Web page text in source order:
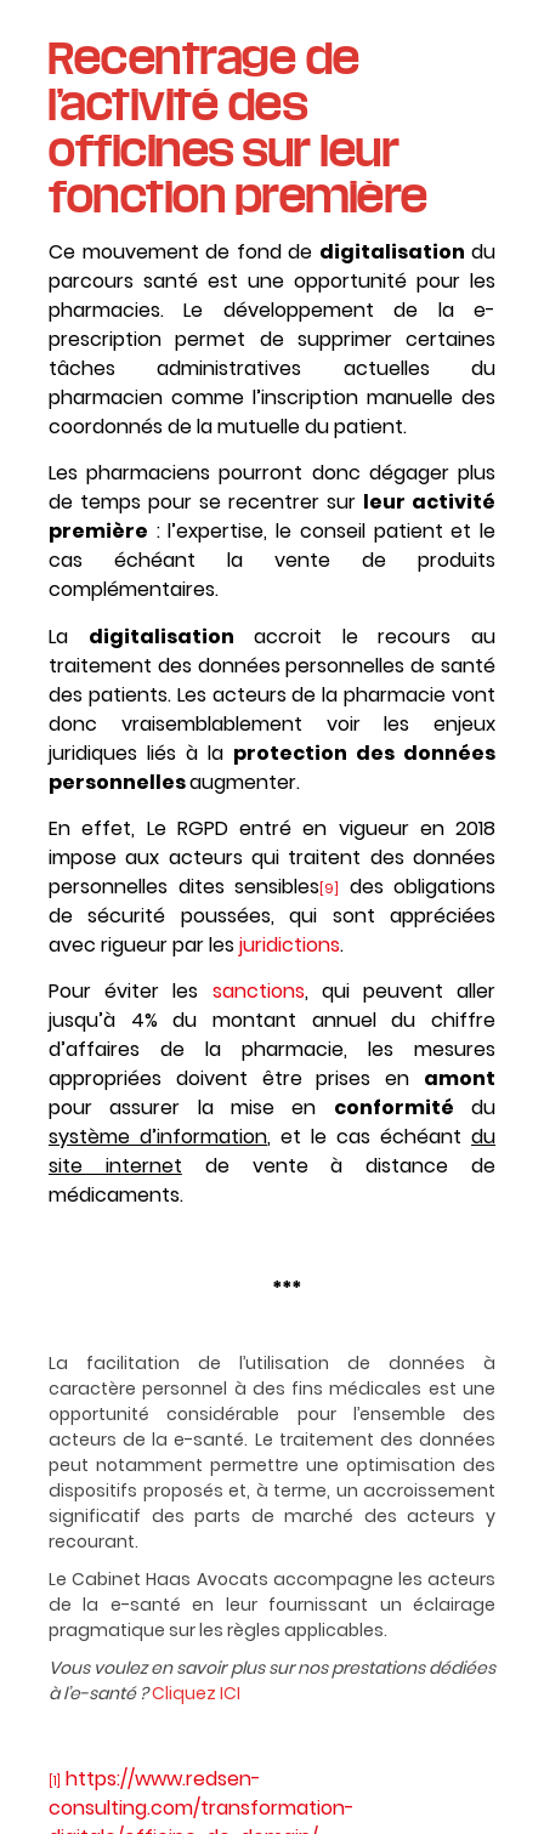
Recentrage de
l’activité des
officines sur leur
fonction première
Ce mouvement de fond de digitalisation du
parcours santé est une opportunité pour les
pharmacies. Le développement de la e-
prescription permet de supprimer certaines
tâches administratives actuelles du
pharmacien comme l’inscription manuelle des
coordonnés de la mutuelle du patient.
Les pharmaciens pourront donc dégager plus
de temps pour se recentrer sur leur activité
première : l’expertise, le conseil patient et le
cas échéant la vente de produits
complémentaires.
La digitalisation accroit le recours au
traitement des données personnelles de santé
des patients. Les acteurs de la pharmacie vont
donc vraisemblablement voir les enjeux
juridiques liés à la protection des données
personnellesaugmenter.
En effet, Le RGPD entré en vigueur en 2018
impose aux acteurs qui traitent des données
personnelles dites sensibles[9]
des obligations
de sécurité poussées, qui sont appréciées
avec rigueur par lesjuridictions.
Pour éviter les sanctions, qui peuvent aller
jusqu’à 4% du montant annuel du chiffre
d’affaires de la pharmacie, les mesures
appropriées doivent être prises en amont
pour assurer la mise en conformité du
système d’information, et le cas échéant du
site internet de vente à distance de
médicaments.
***
La facilitation de l’utilisation de données à
caractère personnel à des fins médicales est une
opportunité considérable pour l’ensemble des
acteurs de la e-santé. Le traitement des données
peut notamment permettre une optimisation des
dispositifs proposés et, à terme, un accroissement
significatif des parts de marché des acteurs y
recourant.
Le Cabinet Haas Avocats accompagne les acteurs
de la e-santé en leur fournissant un éclairage
pragmatique sur les règles applicables.
Vous voulez en savoir plus sur nos prestations dédiées
à l’e-santé ?Cliquez ICI
[1] https://www.redsen-
consulting.com/transformation-